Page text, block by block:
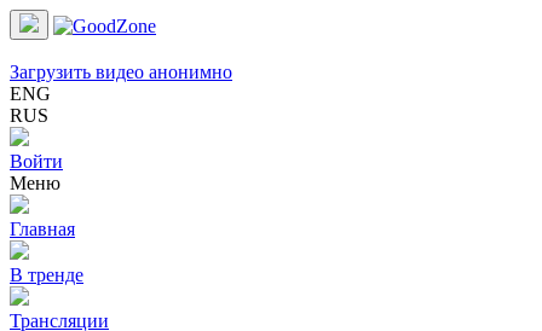
Загрузить видео анонимно
ENG
RUS
Войти
Меню
Главная
В тренде
Трансляции